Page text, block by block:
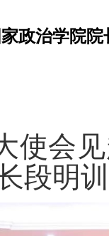
政治学院院
使会
段明